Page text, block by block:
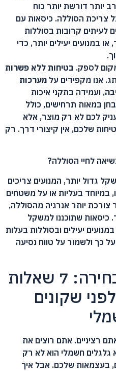
יותר דורשת יותר כוח
צריכת הסוללה. כיסאות עם
לעיתים קרובות בסוללות
במנועים יעילים יותר, כדי
בטיחות ללא פשרות
אנו מקפידים על מערכות
, ועמידה בתקני איכות
במאות תרחישים, כולל
לכם לא רק מוצר, אלא
שלכם, אין קיצורי דרך. רק
לחיי הסוללה?
גדול יותר, המנועים צריכים
במיוחד בעליות או על משטחים
צורכת יותר אנרגיה מהסוללה,
כיסאות שתוכננו למשקל
יעילים ובסוללות בעלות
כך ולשמור על טווח נסיעה
הניווט במבוך הבחירה: 7 שאלות
שקונים
רציניים. אתם רוצים את
גלגלים חשמלי הוא לא רק
בעצמאות שלכם. אבל איך